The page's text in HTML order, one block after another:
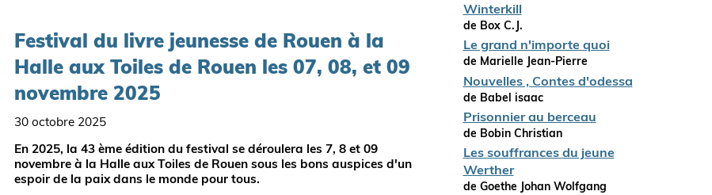
Festival du livre jeunesse de Rouen à la
Halle aux Toiles de Rouen les 07, 08, et 09
novembre 2025
30 octobre 2025
En 2025, la 43 ème édition du festival se déroulera les 7, 8 et 09
novembre à la Halle aux Toiles de Rouen sous les bons auspices d'un
espoir de la paix dans le monde pour tous.
Winterkill
de Box C.J.
Le grand n'importe quoi
de Marielle Jean-Pierre
Nouvelles , Contes d'odessa
de Babel isaac
Prisonnier au berceau
de Bobin Christian
Les souffrances du jeune
Werther
de Goethe Johan Wolfgang